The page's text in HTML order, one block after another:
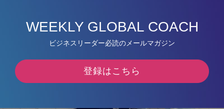
WEEKLY GLOBAL COACH
ビジネスリーダー必読のメールマガジン
登録はこちら